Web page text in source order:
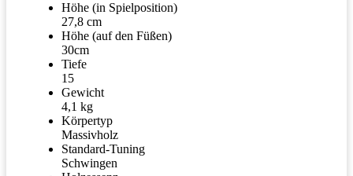
Höhe (in Spielposition)
27,8 cm
Höhe (auf den Füßen)
30cm
Tiefe
15
Gewicht
4,1 kg
Körpertyp
Massivholz
Standard-Tuning
Schwingen